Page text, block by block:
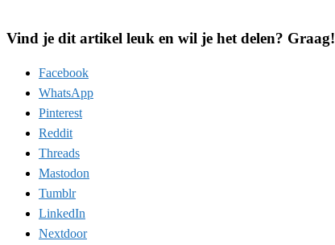
Vind je dit artikel leuk en wil je het delen? Graag!
Facebook
WhatsApp
Pinterest
Reddit
Threads
Mastodon
Tumblr
LinkedIn
Nextdoor